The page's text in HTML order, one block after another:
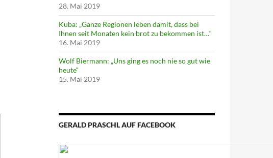
28. Mai 2019
Kuba: „Ganze Regionen leben damit, dass bei
Ihnen seit Monaten kein brot zu bekommen ist…“
16. Mai 2019
Wolf Biermann: „Uns ging es noch nie so gut wie
heute“
15. Mai 2019
GERALD PRASCHL AUF FACEBOOK